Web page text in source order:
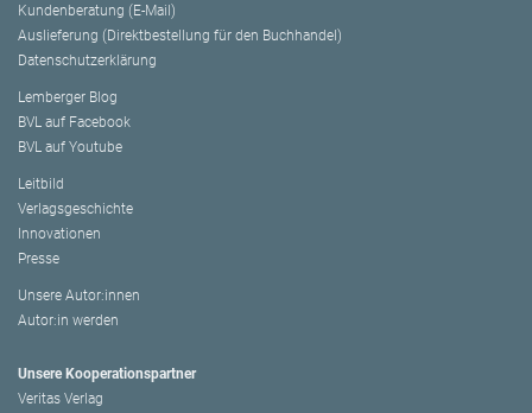
Kundenberatung (E-Mail)
Auslieferung (Direktbestellung für den Buchhandel)
Datenschutzerklärung
Lemberger Blog
BVL auf Facebook
BVL auf Youtube
Leitbild
Verlagsgeschichte
Innovationen
Presse
Unsere Autor:innen
Autor:in werden
Unsere Kooperationspartner
Veritas Verlag